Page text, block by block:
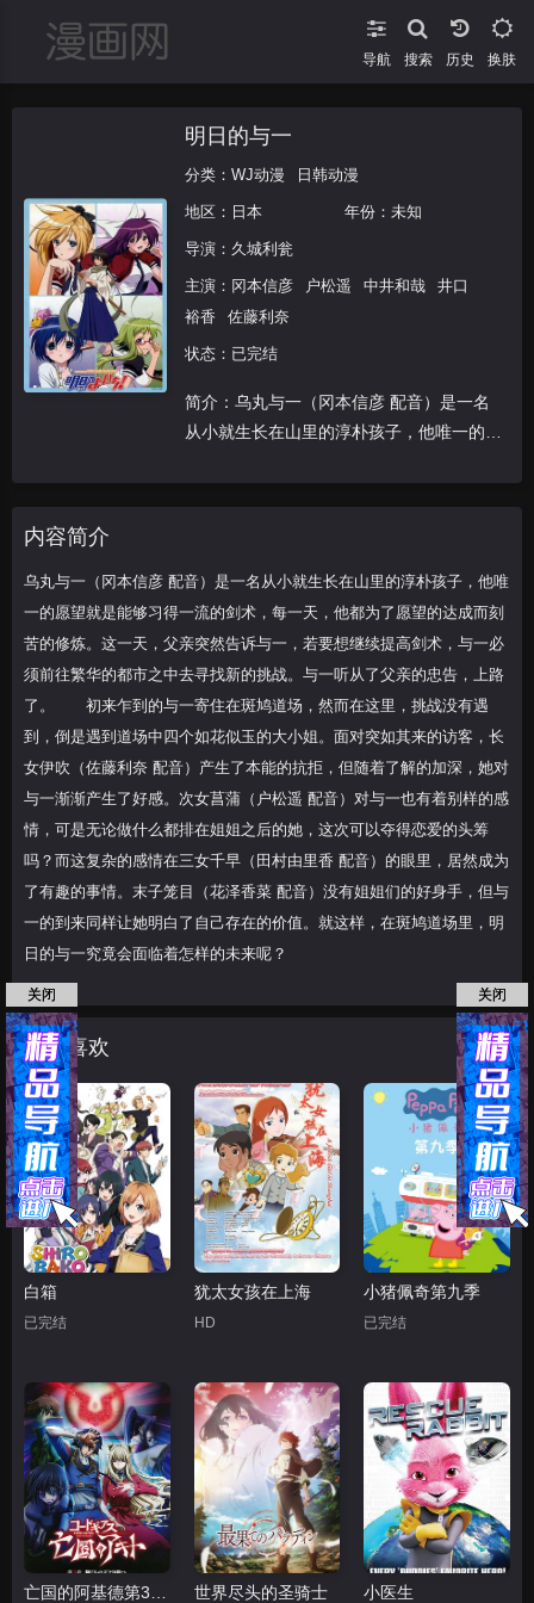
导航 搜索 换肤
明日的与一
分类： WJ动漫 日韩动漫
地区： 日本 年份：未知
导演： 久城利瓮
主演： 冈本信彦 户松遥 中井和哉
井口
裕香
佐藤利奈
状态：已完结
简介：乌丸与一（冈本信彦 配音）是一名
从小就生长在山里的淳朴孩子，他唯一的愿
内容简介
乌丸与一（冈本信彦 配音）是一名从小就生长在山里的淳朴孩子，他唯
一的愿望就是能够习得一流的剑术，每一天，他都为了愿望的达成而刻
苦的修炼。这一天，父亲突然告诉与一，若要想继续提高剑术，与一必
须前往繁华的都市之中去寻找新的挑战。与一听从了父亲的忠告，上路
了。 初来乍到的与一寄住在斑鸠道场，然而在这里，挑战没有遇
到，倒是遇到道场中四个如花似玉的大小姐。面对突如其来的访客，长
女伊吹（佐藤利奈 配音）产生了本能的抗拒，但随着了解的加深，她对
与一渐渐产生了好感。次女菖蒲（户松遥 配音）对与一也有着别样的感
情，可是无论做什么都排在姐姐之后的她，这次可以夺得恋爱的头筹
吗？而这复杂的感情在三女千早（田村由里香 配音）的眼里，居然成为
了有趣的事情。末子笼目（花泽香菜 配音）没有姐姐们的好身手，但与
一的到来同样让她明白了自己存在的价值。就这样，在斑鸠道场里，明
日的与一究竟会面临着怎样的未来呢？
猜你喜欢
白箱
已完结
犹太女孩在上海
HD
小猪佩奇第九季
已完结
世界尽头的圣骑士 小医生
关闭 关闭